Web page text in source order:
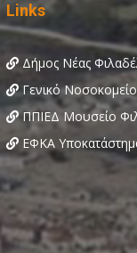
Links
Δήμος Νέας
Γενικό
ΠΠΙΕΔ Μουσείο
ΕΦΚΑ